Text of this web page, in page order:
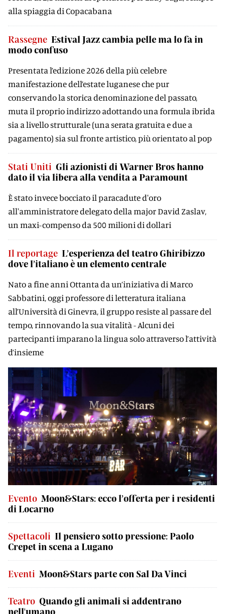
alla spiaggia di Copacabana
Rassegne Estival Jazz cambia pelle ma lo fa in
modo confuso
Presentata l’edizione 2026 della più celebre
manifestazione dell’estate luganese che pur
conservando la storica denominazione del passato,
muta il proprio indirizzo adottando una formula ibrida
sia a livello strutturale (una serata gratuita e due a
pagamento) sia sul fronte artistico, più orientato al pop
Stati Uniti Gli azionisti di Warner Bros hanno
dato il via libera alla vendita a Paramount
È stato invece bocciato il paracadute d'oro
all'amministratore delegato della major David Zaslav,
un maxi-compenso da 500 milioni di dollari
Il reportage L’esperienza del teatro Ghiribizzo
dove l’italiano è un elemento centrale
Nato a fine anni Ottanta da un’iniziativa di Marco
Sabbatini, oggi professore di letteratura italiana
all’Università di Ginevra, il gruppo resiste al passare del
tempo, rinnovando la sua vitalità - Alcuni dei
partecipanti imparano la lingua solo attraverso l’attività
d’insieme
Evento Moon&Stars: ecco l’offerta per i residenti
di Locarno
Spettacoli Il pensiero sotto pressione: Paolo
Crepet in scena a Lugano
Eventi Moon&Stars parte con Sal Da Vinci
Teatro Quando gli animali si addentrano
nell'umano